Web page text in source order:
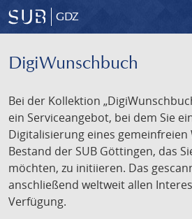
GDZ
DigiWunschbuch
Bei der Kollektion
ein Serviceangebot, bei dem Sie
Digitalisierung eines gemeinfreien
Bestand der SUB Göttingen, das
möchten, zu initiieren. Das
anschließend weltweit allen
Verfügung.